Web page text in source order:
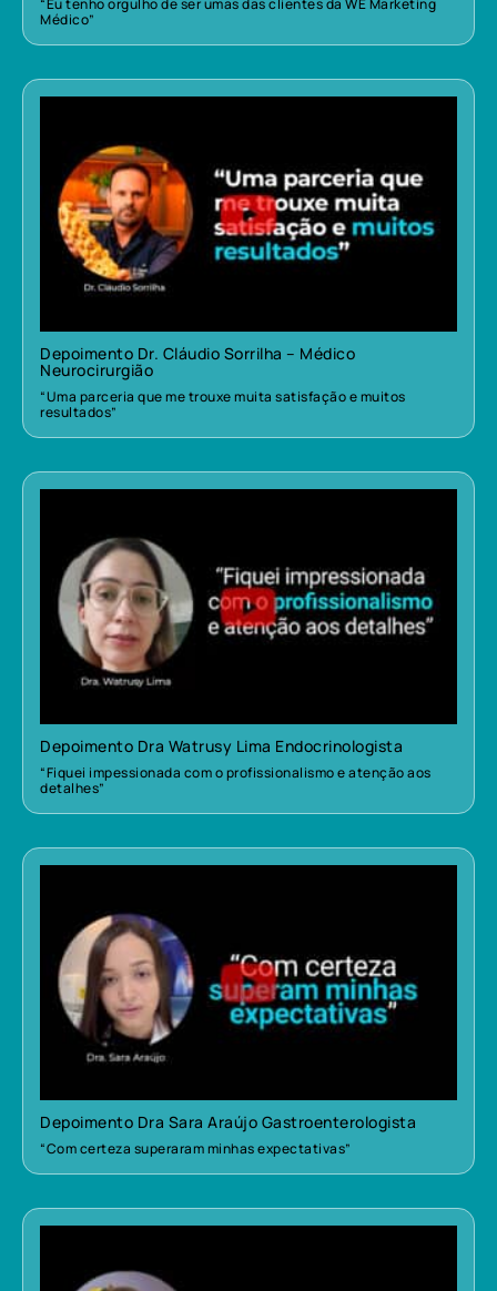
“Eu tenho orgulho de ser umas das clientes da WE Marketing
Médico”
Depoimento Dr. Cláudio Sorrilha – Médico
Neurocirurgião
“Uma parceria que me trouxe muita satisfação e muitos
resultados”
Depoimento Dra Watrusy Lima Endocrinologista
“Fiquei impessionada com o profissionalismo e atenção aos
detalhes”
Depoimento Dra Sara Araújo Gastroenterologista
“Com certeza superaram minhas expectativas”